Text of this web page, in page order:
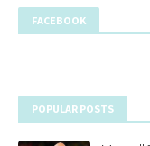
FACEBOOK
POPULAR POSTS